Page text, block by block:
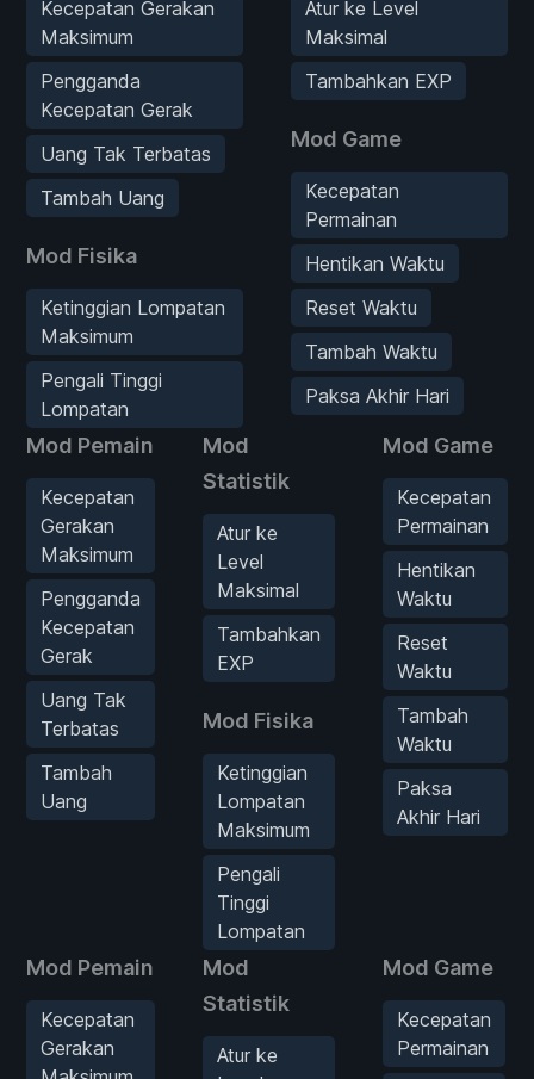
Kecepatan Gerakan
Maksimum
Pengganda
Kecepatan Gerak
Uang Tak Terbatas
Tambah Uang
Mod Fisika
Ketinggian Lompatan
Maksimum
Pengali Tinggi
Lompatan
Atur ke Level
Maksimal
Tambahkan EXP
Mod Game
Kecepatan
Permainan
Hentikan Waktu
Reset Waktu
Tambah Waktu
Paksa Akhir Hari
Mod Pemain
Kecepatan
Gerakan
Maksimum
Pengganda
Kecepatan
Gerak
Uang Tak
Terbatas
Tambah
Uang
Mod
Statistik
Atur ke
Level
Maksimal
Tambahkan
EXP
Mod Fisika
Ketinggian
Lompatan
Maksimum
Pengali
Tinggi
Lompatan
Mod Game
Kecepatan
Permainan
Hentikan
Waktu
Reset
Waktu
Tambah
Waktu
Paksa
Akhir Hari
Mod Pemain
Kecepatan
Gerakan
Mod
Statistik
Atur ke
Mod Game
Kecepatan
Permainan